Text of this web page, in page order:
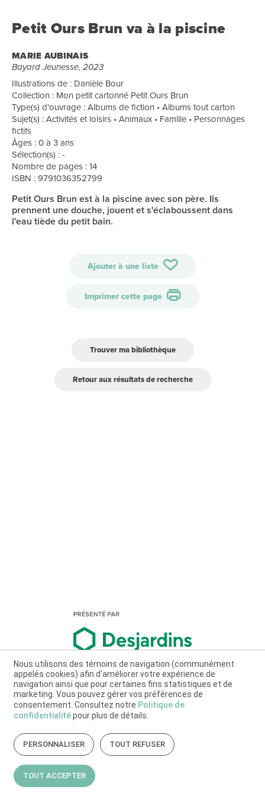
Petit Ours Brun va à la piscine
MARIE AUBINAIS
Bayard Jeunesse, 2023
Illustrations de : Danièle Bour
Collection : Mon petit cartonné Petit Ours Brun
Type(s) d'ouvrage : Albums de fiction • Albums tout carton
Sujet(s) : Activités et loisirs • Animaux • Famille • Personnages
fictifs
Âges : 0 à 3 ans
Sélection(s) : -
Nombre de pages : 14
ISBN : 9791036352799
Petit Ours Brun est à la piscine avec son père. Ils
prennent une douche, jouent et s'éclaboussent dans
l'eau tiède du petit bain.
Ajouter à une liste
Imprimer cette page
Trouver ma bibliothèque
Retour aux résultats de recherche
Nous utilisons des témoins de navigation (communément
appelés cookies) afin d’améliorer votre expérience de
navigation ainsi que pour certaines fins statistiques et de
marketing. Vous pouvez gérer vos préférences de
consentement. Consultez notre Politique de
confidentialitépour plus de détails.
PERSONNALISER TOUT REFUSER
TOUT ACCEPTER